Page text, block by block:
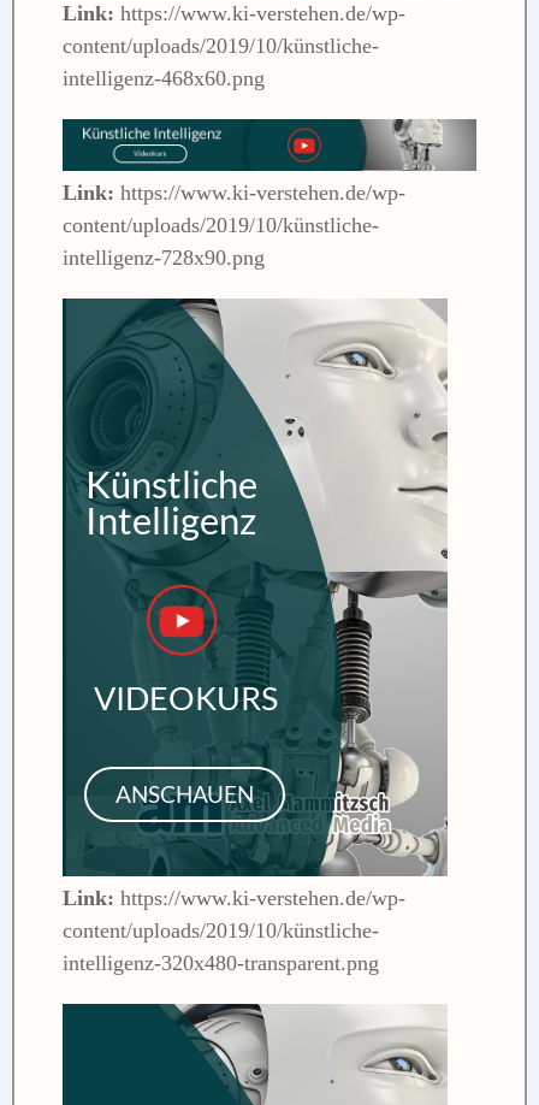
Link: https://www.ki-verstehen.de/wp-
content/uploads/2019/10/künstliche-
intelligenz-468x60.png
Link: https://www.ki-verstehen.de/wp-
content/uploads/2019/10/künstliche-
intelligenz-728x90.png
Link: https://www.ki-verstehen.de/wp-
content/uploads/2019/10/künstliche-
intelligenz-320x480-transparent.png